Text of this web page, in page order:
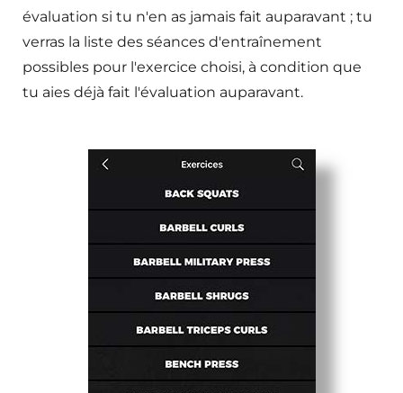
évaluation si tu n'en as jamais fait auparavant ; tu
verras la liste des séances d'entraînement
possibles pour l'exercice choisi, à condition que
tu aies déjà fait l'évaluation auparavant.